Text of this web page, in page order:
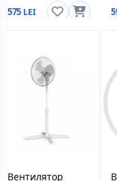
575
Вентилятор